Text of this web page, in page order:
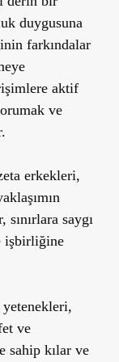
duygusuna
farkındalar
aktif
ve
erkekleri,
saygı
işbirliğine
ve
sahip kılar ve